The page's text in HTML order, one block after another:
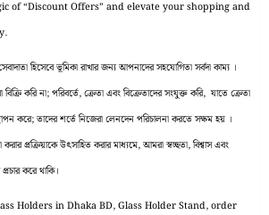
of “Discount Offers” and elevate your shopping and
হিসেবে ভূমিকা রাখার জন্য আপনাদের সহযোগিতা সর্বদা কাম্য ।
করি না; পরিবর্তে, ক্রেতা এবং বিক্রেতাদের সংযুক্ত করি, যাতে ক্রেতা
করে; তাদের শর্তে নিজেরা লেনদেন পরিচালনা করতে সক্ষম হয় ।
প্রক্রিয়াকে উৎসাহিত করার মাধ্যমে, আমরা স্বচ্ছতা, বিশ্বাস এবং
করে থাকি।
Holders in Dhaka BD, Glass Holder Stand, order